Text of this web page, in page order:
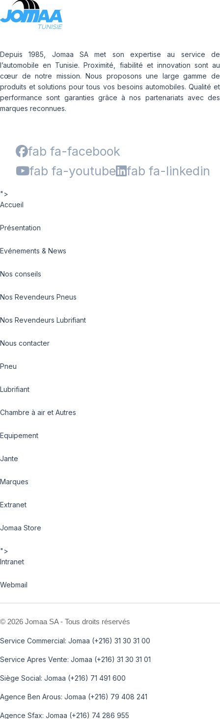
Depuis 1985, Jomaa SA met son expertise au service de
l’automobile en Tunisie. Proximité, fiabilité et innovation sont au
cœur de notre mission. Nous proposons une large gamme de
produits et solutions pour tous vos besoins automobiles. Qualité et
performance sont garanties grâce à nos partenariats avec des
marques reconnues.
fab fa-facebook
fab fa-youtube
fab fa-linkedin
">
Accueil
Présentation
Evénements & News
Nos conseils
Nos Revendeurs Pneus
Nos Revendeurs Lubrifiant
Nous contacter
Pneu
Lubrifiant
Chambre à air et Autres
Equipement
Jante
Marques
Extranet
Jomaa Store
">
Intranet
Webmail
© 2026 Jomaa SA - Tous droits réservés
Service Commercial: Jomaa (+216) 31 30 31 00
Service Apres Vente: Jomaa (+216) 31 30 31 01
Siège Social: Jomaa (+216) 71 491 600
Agence Ben Arous: Jomaa (+216) 79 408 241
Agence Sfax: Jomaa (+216) 74 286 955